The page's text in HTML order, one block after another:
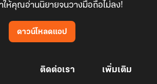
ให้คุณอ่านนิยายจนวางมือถือไม่ลง!
ดาวน์โหลดแอป
ติดต่อเรา เพิ่มเติม